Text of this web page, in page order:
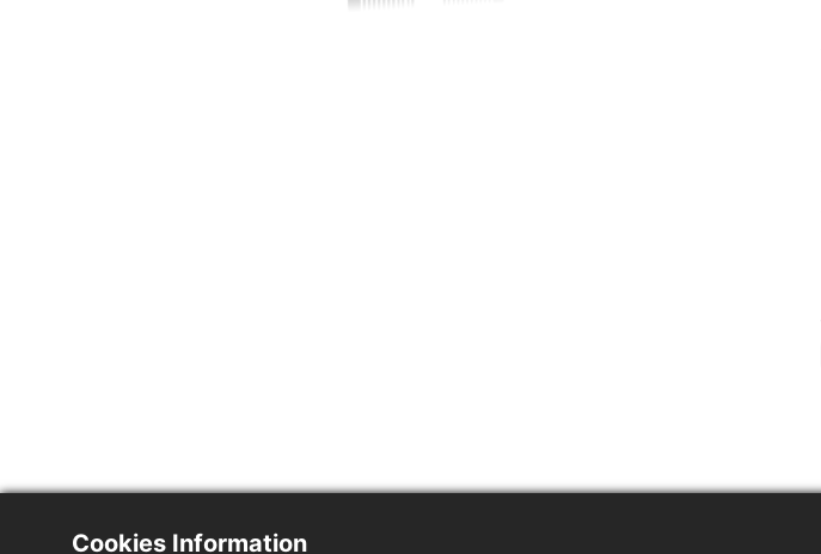
Cookies Information